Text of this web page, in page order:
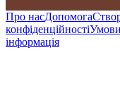
Про насДопомога
конфіденційності
інформація